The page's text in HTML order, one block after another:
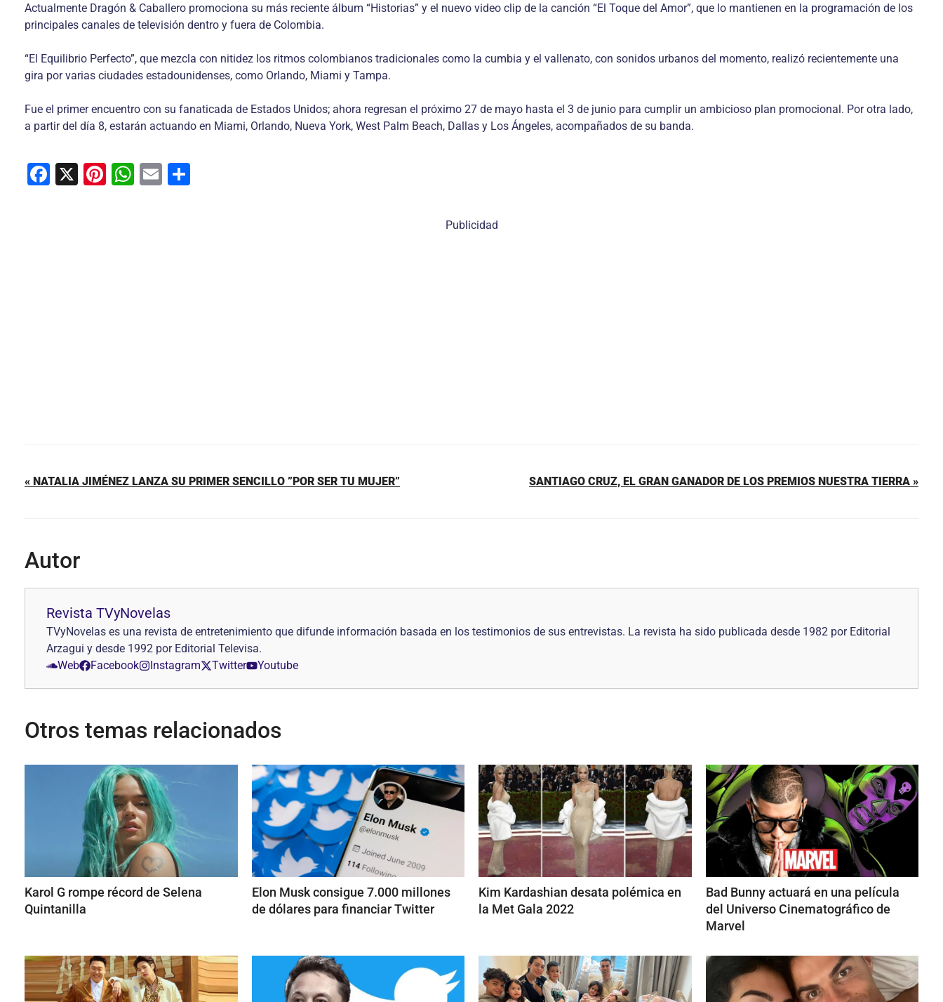
Actualmente Dragón & Caballero promociona su más reciente álbum “Historias” y el nuevo video clip de la canción “El Toque del Amor”, que lo mantienen en la programación de los
principales canales de televisión dentro y fuera de Colombia.
“El Equilibrio Perfecto”, que mezcla con nitidez los ritmos colombianos tradicionales como la cumbia y el vallenato, con sonidos urbanos del momento, realizó recientemente una
gira por varias ciudades estadounidenses, como Orlando, Miami y Tampa.
Fue el primer encuentro con su fanaticada de Estados Unidos; ahora regresan el próximo 27 de mayo hasta el 3 de junio para cumplir un ambicioso plan promocional. Por otra lado,
a partir del día 8, estarán actuando en Miami, Orlando, Nueva York, West Palm Beach, Dallas y Los Ángeles, acompañados de su banda.
F
X
Pi W E
Publicidad
« NATALIA JIMÉNEZ LANZA SU PRIMER SENCILLO ”POR SER TU MUJER” SANTIAGO CRUZ, EL GRAN GANADOR DE LOS PREMIOS NUESTRA TIERRA »
Autor
Revista TVyNovelas
TVyNovelas es una revista de entretenimiento que difunde información basada en los testimonios de sus entrevistas. La revista ha sido publicada desde 1982 por Editorial
Arzagui y desde 1992 por Editorial Televisa.
Web
Facebook Instagram Twitter Youtube
Otros temas relacionados
Karol G rompe récord de Selena
Quintanilla
Elon Musk consigue 7.000 millones
de dólares para financiar Twitter
Kim Kardashian desata polémica en
la Met Gala 2022
Bad Bunny actuará en una película
del Universo Cinematográfico de
Marvel